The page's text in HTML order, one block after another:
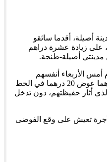
أصيلة، أقدما سائقو
على زيادة عشرة دراهم
مدينتي أصيلة-طنجة.
أمس الأربعاء أنفسهم
مجبرون على أداء تسعيرة 30 درهما عوض 20 درهما في الخط
أثار حفيظتهم، دون تدخل
تعيش على وقع الفوضى